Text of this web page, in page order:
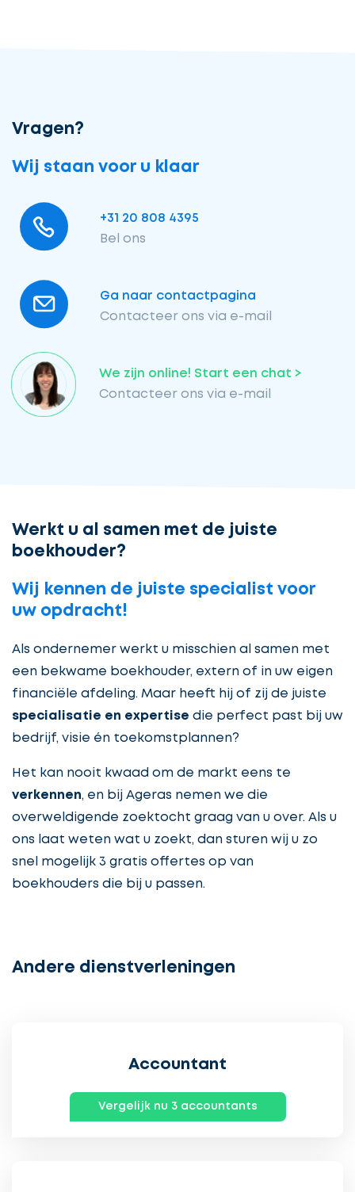
Vragen?
Wij staan voor u klaar
+31 20 808 4395
Bel ons
Ga naar contactpagina
Contacteer ons via e-mail
We zijn online! Start een chat >
Contacteer ons via e-mail
Werkt u al samen met de juiste
boekhouder?
Wij kennen de juiste specialist voor
uw opdracht!
Als ondernemer werkt u misschien al samen met
een bekwame boekhouder, extern of in uw eigen
financiële afdeling. Maar heeft hij of zij de juiste
specialisatie en expertise die perfect past bij uw
bedrijf, visie én toekomstplannen?
Het kan nooit kwaad om de markt eens te
verkennen, en bij Ageras nemen we die
overweldigende zoektocht graag van u over. Als u
ons laat weten wat u zoekt, dan sturen wij u zo
snel mogelijk 3 gratis offertes op van
boekhouders die bij u passen.
Andere dienstverleningen
Accountant
Vergelijk nu 3 accountants